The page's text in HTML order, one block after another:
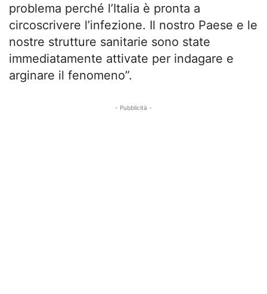
problema perché l’Italia è pronta a
circoscrivere l’infezione. Il nostro Paese e le
nostre strutture sanitarie sono state
immediatamente attivate per indagare e
arginare il fenomeno”.
- Pubblicità -